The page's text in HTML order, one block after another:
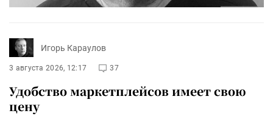
Игорь Караулов
3 августа 2026, 12:17 37
Удобство маркетплейсов имеет свою
цену